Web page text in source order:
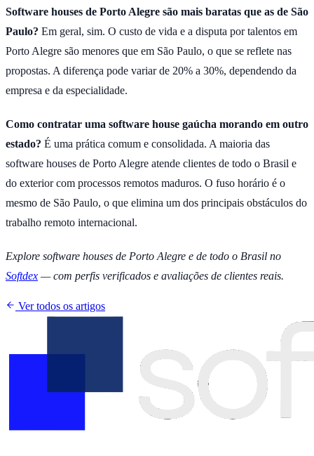
Software houses de Porto Alegre são mais baratas que as de São
Paulo? Em geral, sim. O custo de vida e a disputa por talentos em
Porto Alegre são menores que em São Paulo, o que se reflete nas
propostas. A diferença pode variar de 20% a 30%, dependendo da
empresa e da especialidade.
Como contratar uma software house gaúcha morando em outro
estado? É uma prática comum e consolidada. A maioria das
software houses de Porto Alegre atende clientes de todo o Brasil e
do exterior com processos remotos maduros. O fuso horário é o
mesmo de São Paulo, o que elimina um dos principais obstáculos do
trabalho remoto internacional.
Explore software houses de Porto Alegre e de todo o Brasil no
Softdex — com perfis verificados e avaliações de clientes reais.
Ver todos os artigos